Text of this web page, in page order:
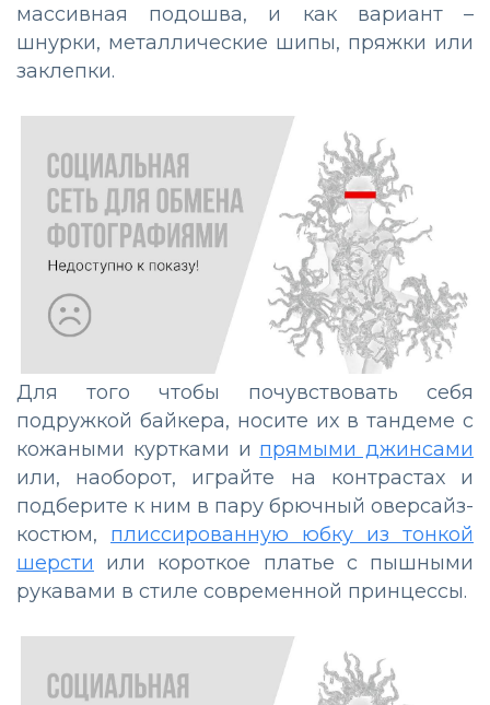
массивная подошва, и как вариант –
шнурки, металлические шипы, пряжки или
заклепки.
Для того чтобы почувствовать себя
подружкой байкера, носите их в тандеме с
кожаными куртками и прямыми джинсами
или, наоборот, играйте на контрастах и
подберите к ним в пару брючный оверсайз-
костюм, плиссированную юбку из тонкой
шерсти или короткое платье с пышными
рукавами в стиле современной принцессы.